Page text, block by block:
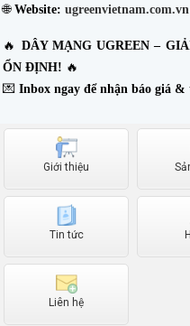
🌐 Website: ugreenvietnam.com.vn
🔥 DÂY MẠNG UGREEN –
ỔN ĐỊNH! 🔥
💌 Inbox ngay để nhận báo giá
Giới thiệu
Tin tức
Liên hệ